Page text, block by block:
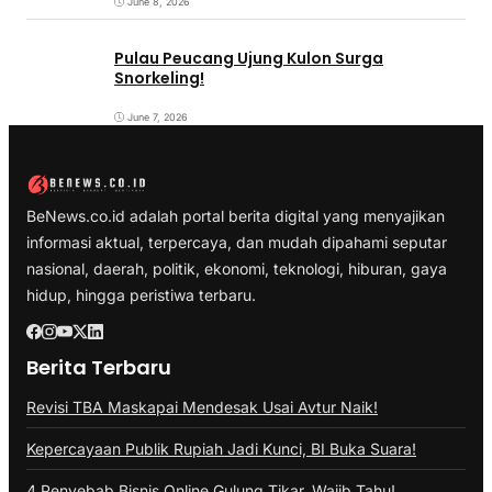
Pulau Peucang Ujung Kulon Surga
Snorkeling!
June 7, 2026
BeNews.co.id adalah portal berita digital yang menyajikan
informasi aktual, terpercaya, dan mudah dipahami seputar
nasional, daerah, politik, ekonomi, teknologi, hiburan, gaya
hidup, hingga peristiwa terbaru.
Berita Terbaru
Revisi TBA Maskapai Mendesak Usai Avtur Naik!
Kepercayaan Publik Rupiah Jadi Kunci, BI Buka Suara!